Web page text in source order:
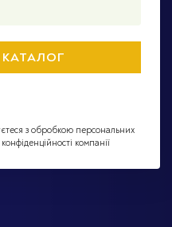
з обробкою персональних
компанії